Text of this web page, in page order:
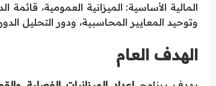
المالية الأساسية: الميزانية العمومية،
وتوحيد المعايير المحاسبية، ودور التحليل
الهدف العام